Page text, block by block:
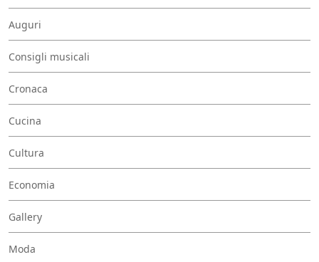
Auguri
Consigli musicali
Cronaca
Cucina
Cultura
Economia
Gallery
Moda